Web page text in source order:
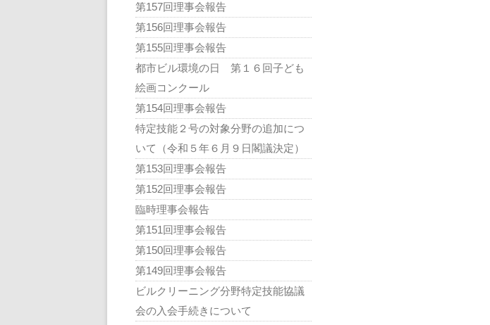
第157回理事会報告
第156回理事会報告
第155回理事会報告
都市ビル環境の日 第１６回子ども
絵画コンクール
第154回理事会報告
特定技能２号の対象分野の追加につ
いて（令和５年６月９日閣議決定）
第153回理事会報告
第152回理事会報告
臨時理事会報告
第151回理事会報告
第150回理事会報告
第149回理事会報告
ビルクリーニング分野特定技能協議
会の入会手続きについて